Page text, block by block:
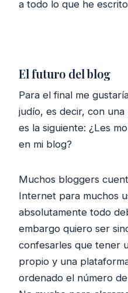
a todo lo que he
El futuro del blog
Para el final me
judío, es decir, con
es la siguiente: ¿Les
en mi blog?
Muchos bloggers
Internet para muchos
absolutamente todo
embargo quiero ser
confesarles que tener
propio y una
ordenado el número